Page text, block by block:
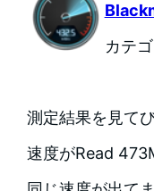
カテ
測定結果を見て
速度がRead